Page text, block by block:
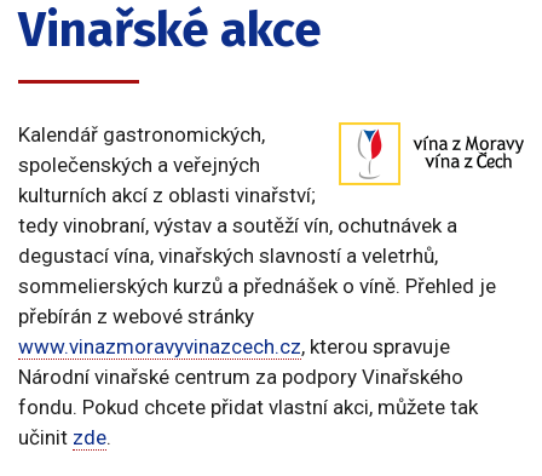
Vinařské akce
Kalendář gastronomických,
společenských a veřejných
kulturních akcí z oblasti vinařství;
tedy vinobraní, výstav a soutěží vín, ochutnávek a
degustací vína, vinařských slavností a veletrhů,
sommelierských kurzů a přednášek o víně. Přehled je
přebírán z webové stránky
www.vinazmoravyvinazcech.cz, kterou spravuje
Národní vinařské centrum za podpory Vinařského
fondu. Pokud chcete přidat vlastní akci, můžete tak
učinit zde.